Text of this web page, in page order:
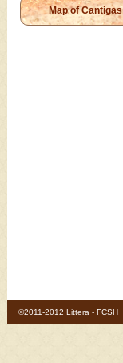
Map of Cantigas
©2011-2012 Littera - FCSH